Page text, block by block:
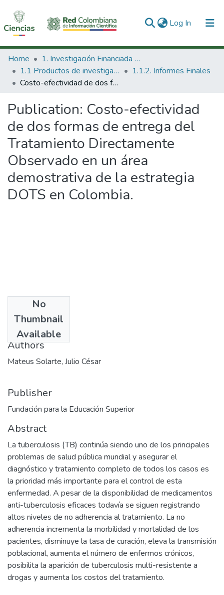
Log In (current)
Communities & Collections
All of DSpace
Home
1. Investigación Financiada con Recursos Públicos
1.1 Productos de investigación
1.1.2. Informes Finales
Costo-efectividad de dos formas de entrega del Tratamiento Directamente Observado en un área demostrativa de la estrategia DOTS en Colombia.
Publication: Costo-efectividad
de dos formas de entrega del
Tratamiento Directamente
Observado en un área
demostrativa de la estrategia
DOTS en Colombia.
No
Thumbnail
Available
2013-09-23
Authors
Mateus Solarte, Julio César
Publisher
Fundación para la Educación Superior
Abstract
La tuberculosis (TB) continúa siendo uno de los principales
problemas de salud pública mundial y asegurar el
diagnóstico y tratamiento completo de todos los casos es
la prioridad más importante para el control de esta
enfermedad. A pesar de la disponibilidad de medicamentos
anti-tuberculosis eficaces todavía se siguen registrando
altos niveles de no adherencia al tratamiento. La no
adherencia incrementa la morbilidad y mortalidad de los
pacientes, disminuye la tasa de curación, eleva la transmisión
poblacional, aumenta el número de enfermos crónicos,
posibilita la aparición de tuberculosis multi-resistente a
drogas y aumenta los costos del tratamiento.